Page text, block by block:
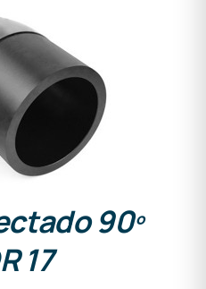
90º
17